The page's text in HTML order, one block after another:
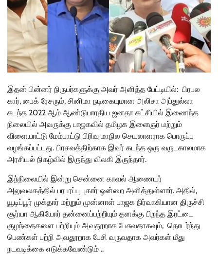
இதன் பின்னர் நிருபர்களுக்கு அவர் அளித்த பேட்டியில்: பிரபல
கார், பைக் ரேசரும், சினிமா நடிகையுமான அலிசா அப்துல்லா
கடந்த 2022 ஆம் ஆண்டுபாரதிய ஜனதா கட்சியில் இணைந்த
நிலையில் அவருக்கு பாஜகவில் தமிழக இளைஞர் மற்றும்
விளையாட்டு மேம்பாட்டு பிரிவு மாநில செயலாளராக பொருப்பு
வழங்கப்பட்டது. பிரசவத்திற்காக இவர் கடந்த ஒரு வருடகாலமாக
அரசியல் நிகழ்வில் இருந்து விலகி இருந்தார்.
இந்நிலையில் இன்று சென்னை காவல் ஆணையர்
அலுவலகத்தில் பரபரப்பு புகார் ஒன்றை அளித்துள்ளார். அதில்,
யூடிப்பூர் முக்தார் மற்றும் முன்னாள் பாஜக நிர்வாகியான திருச்சி
சூர்யா ஆகியோர் தன்னைப்பற்றியும் தனக்கு பிறந்த இரட்டை
குழந்தைகளை பற்றியும் அவதூறாக பேசுவதாகவும், தொடர்ந்து
பெண்கள் பற்றி அவதூறாக பேசி வருவதாக அவர்கள் மீது
நடவடிக்கை எடுக்கவேண்டும் ..